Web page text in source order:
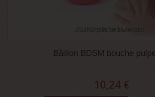
Bâillon BDSM bouche
10,24 €